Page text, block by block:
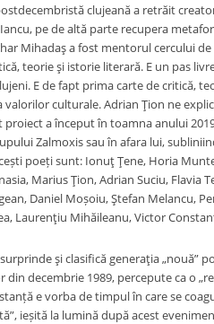
clujeană a retrăit
pe de altă parte recupera
Mihadaş a fost mentorul cercului de
teorie şi istorie literară. E un pas
E de fapt prima carte de critică,
culturale. Adrian Ţion ne
proiect a început în toamna anului
Zalmoxis sau în afara lui,
poeți sunt: Ionuţ Ţene, Horia
Marius Ţion, Adrian Suciu, Flavia
Daniel Moșoiu, Ştefan Melancu,
Laurenţiu Mihăileanu, Victor
şi clasifică generaţia „nouă”
decembrie 1989, percepute ca o
e vorba de timpul în care se
ieșită la lumină după acest